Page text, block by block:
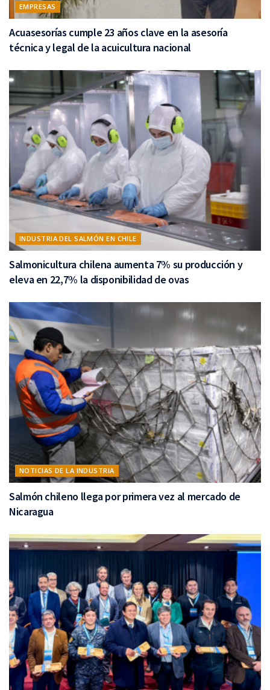
EMPRESAS
Acuasesorías cumple 23 años clave en la asesoría
técnica y legal de la acuicultura nacional
INDUSTRIA DEL SALMÓN EN CHILE
Salmonicultura chilena aumenta 7% su producción y
eleva en 22,7% la disponibilidad de ovas
NOTICIAS DE LA INDUSTRIA
Salmón chileno llega por primera vez al mercado de
Nicaragua